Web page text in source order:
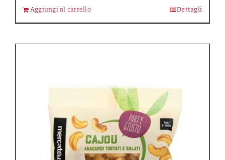
Aggiungi al carrello Dettagli